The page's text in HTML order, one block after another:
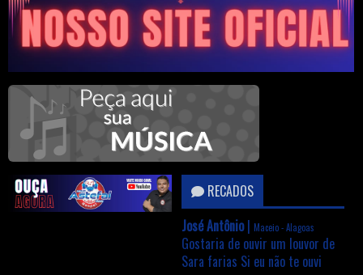
RECADOS
José Antônio| Maceio - Alagoas
Gostaria de ouvir um louvor de
Sara farias Si eu não te ouvi